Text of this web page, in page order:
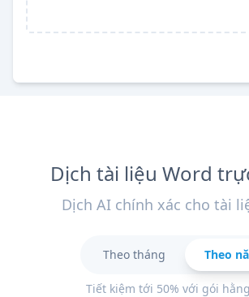
Dịch tài liệu Word
Dịch AI chính xác cho tài
Theo tháng Theo
Tiết kiệm tới 50% với gói